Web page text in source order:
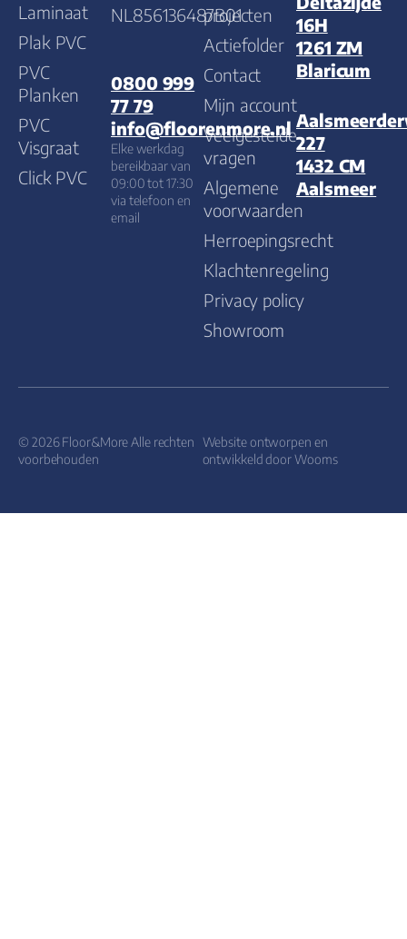
Laminaat
Plak PVC
PVC
Planken
PVC
Visgraat
Click PVC
NL856136487B01
0800 999
77 79
info@floorenmore.nl
Elke werkdag
bereikbaar van
09:00 tot 17:30
via telefoon en
email
projecten
Actiefolder
Contact
Mijn account
Veelgestelde
vragen
Algemene
voorwaarden
Herroepingsrecht
Klachtenregeling
Privacy policy
Showroom
16H
1261 ZM
Blaricum
227
1432 CM
Aalsmeer
© 2026 Floor&More Alle rechten
voorbehouden
Website ontworpen en
ontwikkeld doorWooms